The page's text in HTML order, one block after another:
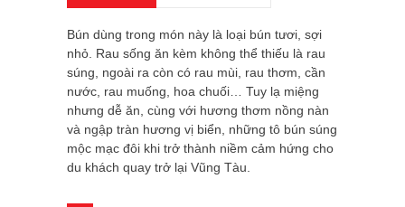
Bún dùng trong món này là loại bún tươi, sợi
nhỏ. Rau sống ăn kèm không thể thiếu là rau
súng, ngoài ra còn có rau mùi, rau thơm, cần
nước, rau muống, hoa chuối… Tuy lạ miệng
nhưng dễ ăn, cùng với hương thơm nồng nàn
và ngập tràn hương vị biển, những tô bún súng
mộc mạc đôi khi trở thành niềm cảm hứng cho
du khách quay trở lại Vũng Tàu.